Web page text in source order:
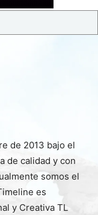
de 2013 bajo el
de calidad y con
somos el
es
y Creativa TL